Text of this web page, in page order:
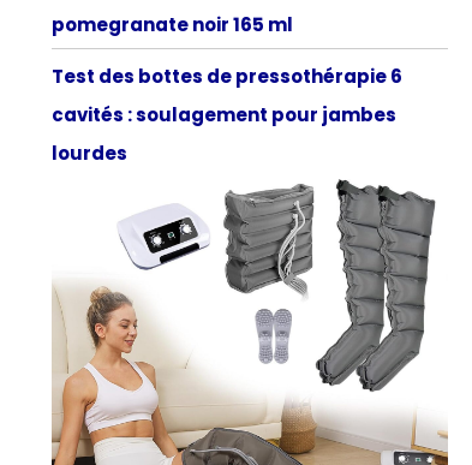
pomegranate noir 165 ml
Test des bottes de pressothérapie 6
cavités : soulagement pour jambes
lourdes